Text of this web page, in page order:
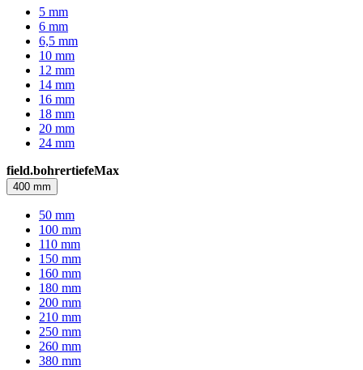
5 mm
6 mm
6,5 mm
10 mm
12 mm
14 mm
16 mm
18 mm
20 mm
24 mm
field.bohrertiefeMax
400 mm
50 mm
100 mm
110 mm
150 mm
160 mm
180 mm
200 mm
210 mm
250 mm
260 mm
380 mm